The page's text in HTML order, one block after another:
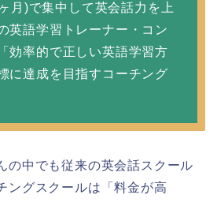
月)で集中して英会話力を上
英語学習トレーナー・コン
効率的で正しい英語学習方
に達成を目指すコーチング
の中でも従来の英会話スクール
ングスクールは「料金が高